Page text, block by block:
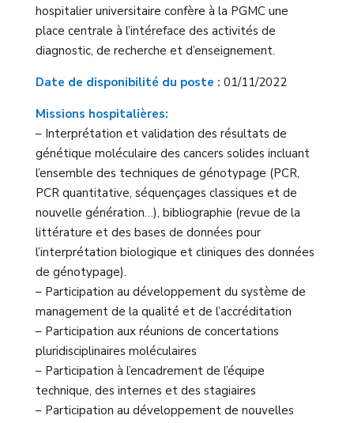
hospitalier universitaire confère à la PGMC une
place centrale à l’intéreface des activités de
diagnostic, de recherche et d’enseignement.
Date de disponibilité du poste : 01/11/2022
Missions hospitalières:
– Interprétation et validation des résultats de
génétique moléculaire des cancers solides incluant
l’ensemble des techniques de génotypage (PCR,
PCR quantitative, séquençages classiques et de
nouvelle génération…), bibliographie (revue de la
littérature et des bases de données pour
l’interprétation biologique et cliniques des données
de génotypage).
– Participation au développement du système de
management de la qualité et de l’accréditation
– Participation aux réunions de concertations
pluridisciplinaires moléculaires
– Participation à l’encadrement de l’équipe
technique, des internes et des stagiaires
– Participation au développement de nouvelles